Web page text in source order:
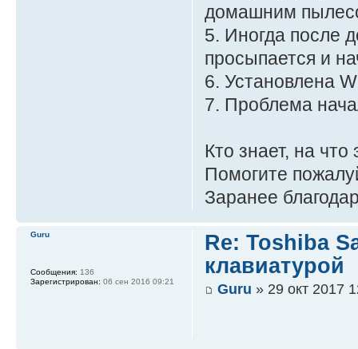
домашним
5. Иногда после
просыпается и
6. Установлена
7. Проблема
Кто знает, на
Помогите
Заранее
Re: Toshiba
клавиатурой
Guru » 29 окт 2017
Guru
Сообщения: 136
Зарегистрирован: 06 сен 2016 09:21